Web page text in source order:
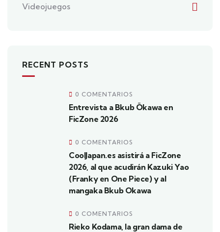
Videojuegos
RECENT POSTS
0 COMENTARIOS
Entrevista a Bkub Ōkawa en
FicZone 2026
0 COMENTARIOS
CoolJapan.es asistirá a FicZone
2026, al que acudirán Kazuki Yao
(Franky en One Piece) y al
mangaka Bkub Okawa
0 COMENTARIOS
Rieko Kodama, la gran dama de